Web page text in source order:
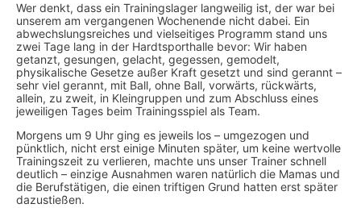
Wer denkt, dass ein Trainingslager langweilig ist, der war bei
unserem am vergangenen Wochenende nicht dabei. Ein
abwechslungsreiches und vielseitiges Programm stand uns
zwei Tage lang in der Hardtsporthalle bevor: Wir haben
getanzt, gesungen, gelacht, gegessen, gemodelt,
physikalische Gesetze außer Kraft gesetzt und sind gerannt –
sehr viel gerannt, mit Ball, ohne Ball, vorwärts, rückwärts,
allein, zu zweit, in Kleingruppen und zum Abschluss eines
jeweiligen Tages beim Trainingsspiel als Team.
Morgens um 9 Uhr ging es jeweils los – umgezogen und
pünktlich, nicht erst einige Minuten später, um keine wertvolle
Trainingszeit zu verlieren, machte uns unser Trainer schnell
deutlich – einzige Ausnahmen waren natürlich die Mamas und
die Berufstätigen, die einen triftigen Grund hatten erst später
dazustießen.